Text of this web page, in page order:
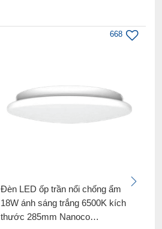
668
Đèn LED ốp trần nổi chống ẩm
18W ánh sáng trắng 6500K kích
thước 285mm Nanoco